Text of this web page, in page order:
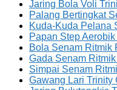
Jaring Bola Voli
Palang Bertingkat
Kuda-Kuda Pelana
Papan Step
Bola Senam Ritmik
Gada Senam
Simpai Senam
Gawang Lari Trinity